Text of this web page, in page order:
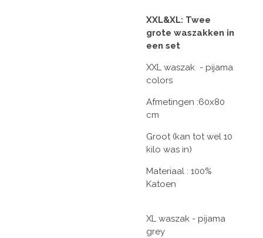
XXL&XL: Twee
grote waszakken in
een set
XXL waszak - pijama
colors
Afmetingen :60x80
cm
Groot (kan tot wel 10
kilo was in)
Materiaal : 100%
Katoen
XL waszak - pijama
grey